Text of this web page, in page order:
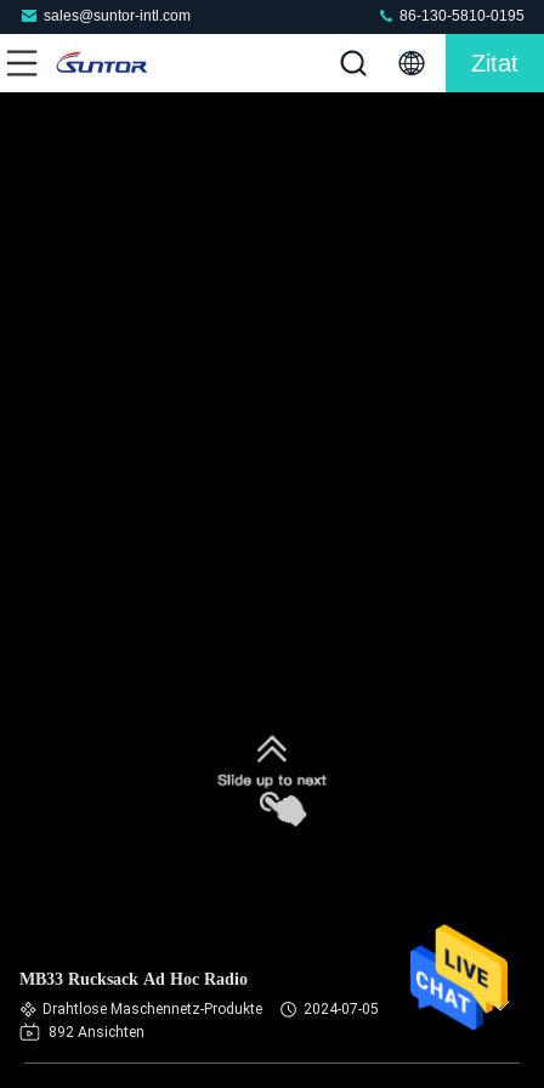
sales@suntor-intl.com 86-130-5810-0195
Zitat
MB33 Rucksack Ad Hoc Radio
Drahtlose Maschennetz-Produkte
2024-07-05
892 Ansichten